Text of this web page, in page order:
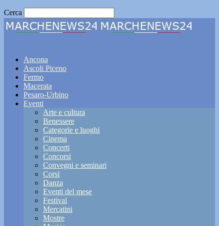
Cerca
Ancona
Ascoli Piceno
Fermo
Macerata
Pesaro-Urbino
Eventi
Arte e cultura
Benessere
Categorie e luoghi
Cinema
Concerti
Concorsi
Convegni e seminari
Corsi
Danza
Eventi del mese
Festival
Mercatini
Mostre